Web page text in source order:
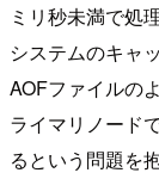
ミリ秒未満で処
システムのキャ
AOFファイルの
ライマリノード
るという問題を